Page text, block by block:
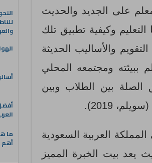
على الجديد والحديث
وكيفية تطبيق تلك
والأساليب الحديثة
ببيئته ومجتمعه المحلي
الصلة بين الطلاب وبين
2019).
العربية السعودية
يعد بيت الخبرة المميز
ما
أهم